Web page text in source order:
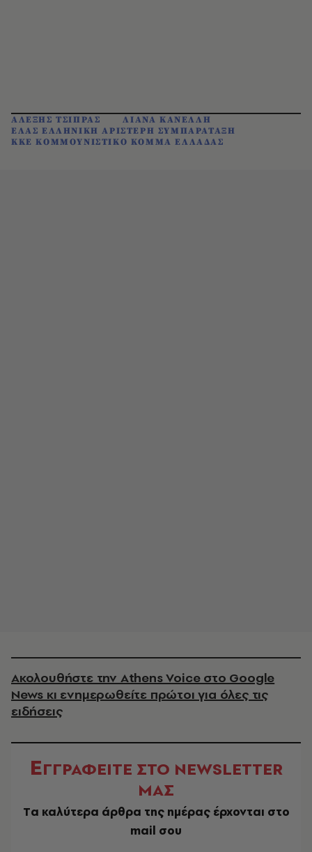
ΑΛΕΞΗΣ ΤΣΙΠΡΑΣ
ΛΙΑΝΑ ΚΑΝΕΛΛΗ
ΕΛΑΣ ΕΛΛΗΝΙΚΗ ΑΡΙΣΤΕΡΗ ΣΥΜΠΑΡΑΤΑΞΗ
ΚΚΕ ΚΟΜΜΟΥΝΙΣΤΙΚΟ ΚΟΜΜΑ ΕΛΛΑΔΑΣ
Ακολουθήστε την Athens Voice στο Google
News κι ενημερωθείτε πρώτοι για όλες τις
ειδήσεις
ΕΓΓΡΑΦΕΙΤΕ ΣΤΟ NEWSLETTER
ΜΑΣ
Tα καλύτερα άρθρα της ημέρας έρχονται στο
mail σου